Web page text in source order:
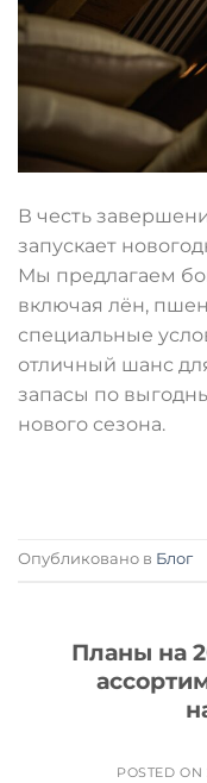
В честь
запускает
Мы предлагаем
включая лён,
специальные
отличный шанс
запасы по
нового сезона.
Опубликовано в Блог
Планы на
POSTED ON